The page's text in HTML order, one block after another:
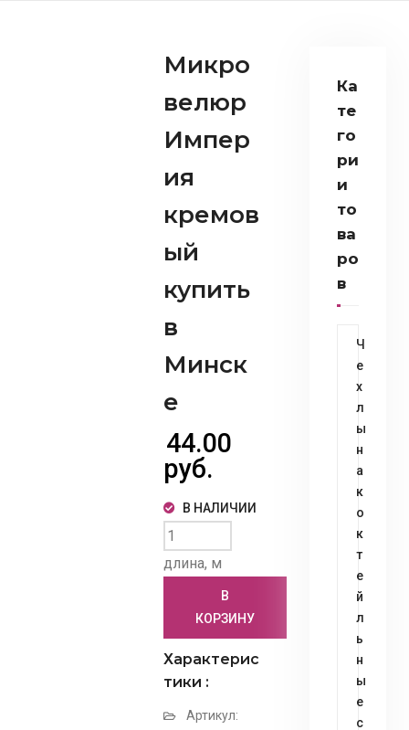
Микро
велюр
Импер
ия
кремов
ый
купить
в
Минск
е
44.00
руб.
В НАЛИЧИИ
длина, м
В
КОРЗИНУ
Характерис
тики :
Артикул:
Ка
те
го
ри
и
то
ва
ро
в
Ч
е
х
л
ы
н
а
к
о
к
т
е
й
л
ь
н
ы
е
с